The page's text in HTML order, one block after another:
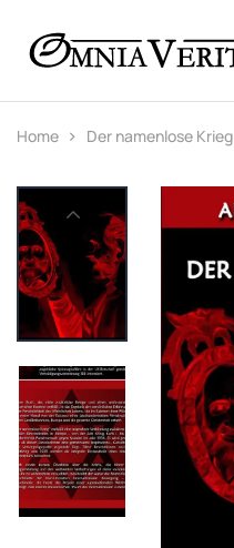
Home Der namenlose Krieg